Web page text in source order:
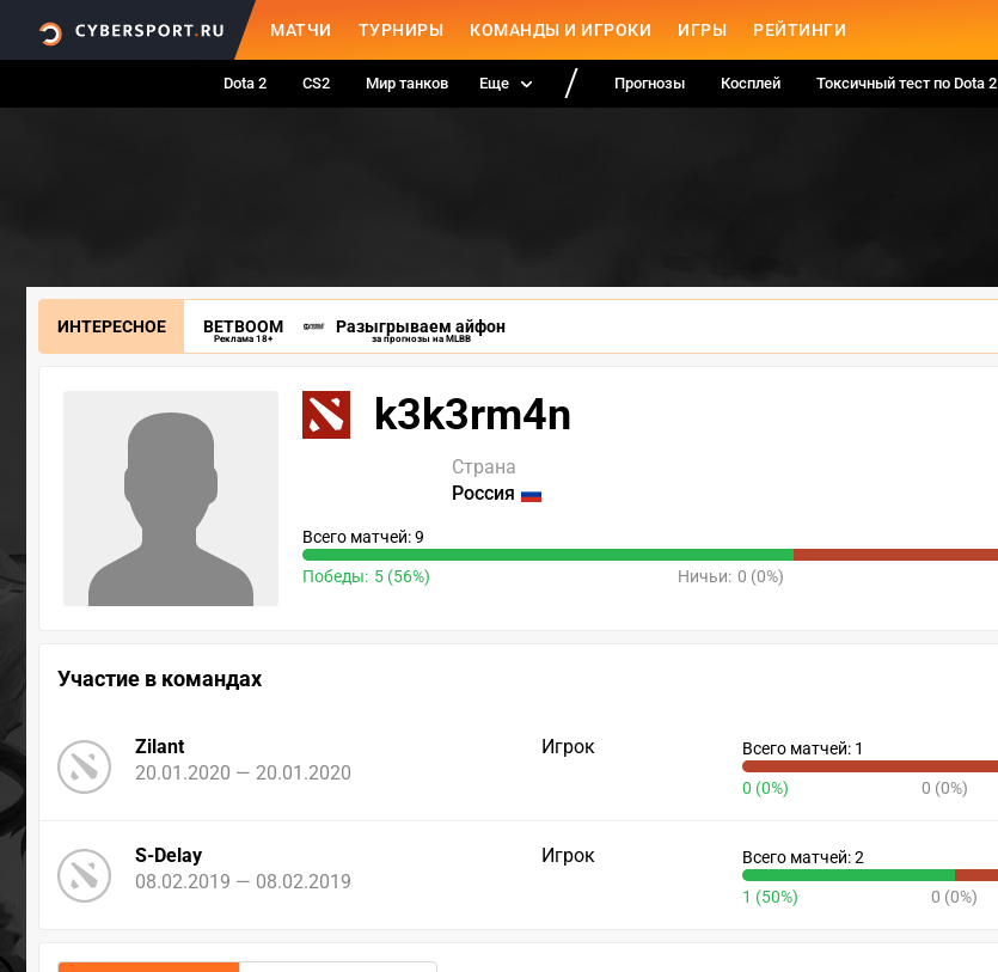
МАТЧИ ТУРНИРЫ КОМАНДЫ И ИГРОКИ ИГРЫ РЕЙТИНГИ
Dota 2 CS2 Мир танков Еще Прогнозы Косплей Токсичный тест по Dota 2
ИНТЕРЕСНОЕ BETBOOM
Реклама 18+
Разыгрываем айфон
за прогнозы на MLBB
k3k3rm4n
Страна
Россия
Всего матчей: 9
Победы: 5 (56%) Ничьи: 0 (0%)
Участие в командах
Zilant
20.01.2020 — 20.01.2020
Игрок Всего матчей: 1
0 (0%) 0 (0%)
S-Delay
08.02.2019 — 08.02.2019
Игрок Всего матчей: 2
1 (50%) 0 (0%)